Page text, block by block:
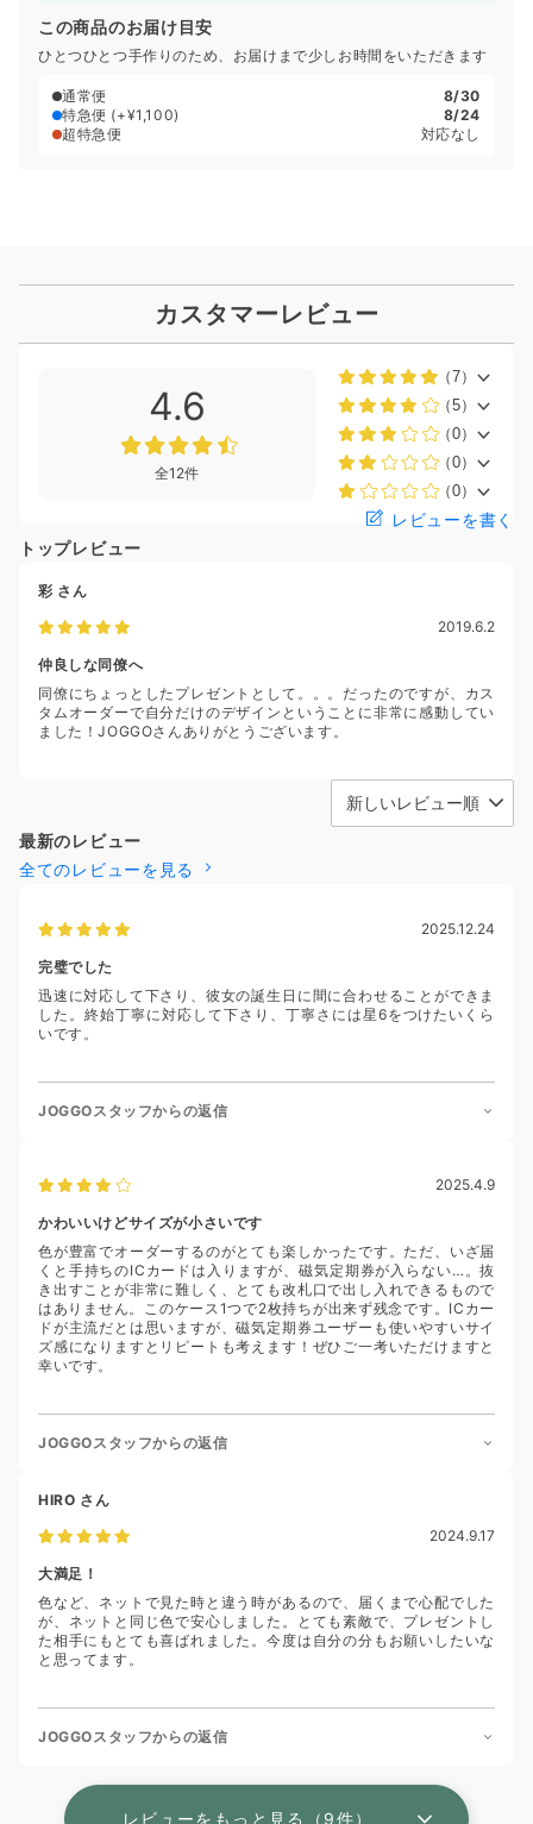
この商品のお届け目安
ひとつひとつ手作りのため、お届けまで少しお時間をいただきます
通常便
8/30
特急便 (+¥1,100)
8/24
超特急便
対応なし
カスタマーレビュー
4.6
全12件
（7）
（5）
（0）
（0）
（0）
レビューを書く
トップレビュー
彩 さん
2019.6.2
仲良しな同僚へ
同僚にちょっとしたプレゼントとして。。。だったのですが、カス
タムオーダーで自分だけのデザインということに非常に感動してい
ました！JOGGOさんありがとうございます。
最新のレビュー
全てのレビューを見る
2025.12.24
完璧でした
迅速に対応して下さり、彼女の誕生日に間に合わせることができま
した。終始丁寧に対応して下さり、丁寧さには星6をつけたいくら
いです。
JOGGOスタッフからの返信
2025.4.9
かわいいけどサイズが小さいです
色が豊富でオーダーするのがとても楽しかったです。ただ、いざ届
くと手持ちのICカードは入りますが、磁気定期券が入らない…。抜
き出すことが非常に難しく、とても改札口で出し入れできるもので
はありません。このケース1つで2枚持ちが出来ず残念です。ICカー
ドが主流だとは思いますが、磁気定期券ユーザーも使いやすいサイ
ズ感になりますとリピートも考えます！ぜひご一考いただけますと
幸いです。
JOGGOスタッフからの返信
HIRO さん
2024.9.17
大満足！
色など、ネットで見た時と違う時があるので、届くまで心配でした
が、ネットと同じ色で安心しました。とても素敵で、プレゼントし
た相手にもとても喜ばれました。今度は自分の分もお願いしたいな
と思ってます。
JOGGOスタッフからの返信
レビューをもっと見る（9件）